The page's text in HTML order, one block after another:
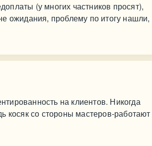
(у многих частников просят),
ожидания, проблему по итогу нашли,
на клиентов. Никогда
косяк со стороны мастеров-работают